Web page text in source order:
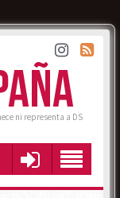
ni representa a DS